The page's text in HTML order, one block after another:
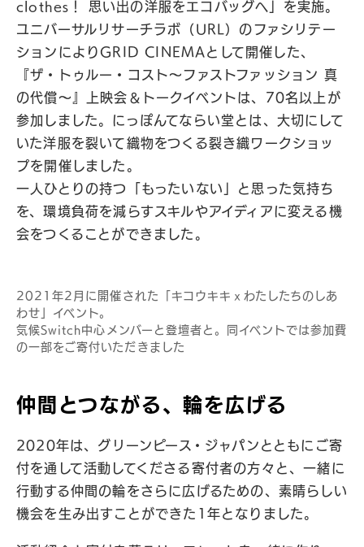
clothes！ 思い出の洋服をエコバッグへ」を実施。
ユニバーサルリサーチラボ（URL）のファシリテー
ションによりGRID CINEMAとして開催した、
『ザ・トゥルー・コスト～ファストファッション 真
の代償～』上映会＆トークイベントは、70名以上が
参加しました。にっぽんてならい堂とは、大切にして
いた洋服を裂いて織物をつくる裂き織ワークショッ
プを開催しました。
一人ひとりの持つ「もったいない」と思った気持ち
を、環境負荷を減らすスキルやアイディアに変える機
会をつくることができました。
2021年2月に開催された「キコウキキｘわたしたちのしあ
わせ」イベント。
気候Switch中心メンバーと登壇者と。同イベントでは参加費
の一部をご寄付いただきました
仲間とつながる、輪を広げる
2020年は、グリーンピース・ジャパンとともにご寄
付を通して活動してくださる寄付者の方々と、一緒に
行動する仲間の輪をさらに広げるための、素晴らしい
機会を生み出すことができた1年となりました。